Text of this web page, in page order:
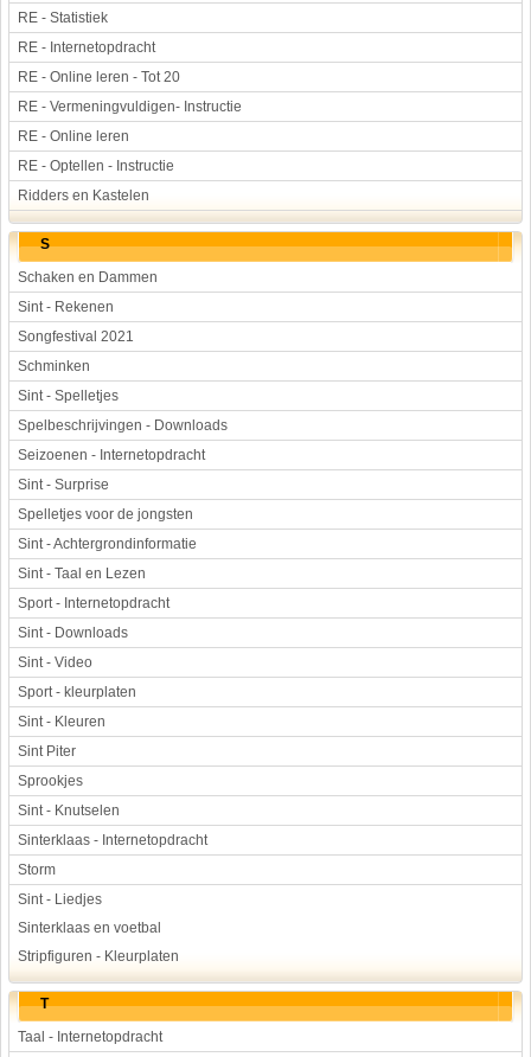
RE - Statistiek
RE - Internetopdracht
RE - Online leren - Tot 20
RE - Vermeningvuldigen- Instructie
RE - Online leren
RE - Optellen - Instructie
Ridders en Kastelen
S
Schaken en Dammen
Sint - Rekenen
Songfestival 2021
Schminken
Sint - Spelletjes
Spelbeschrijvingen - Downloads
Seizoenen - Internetopdracht
Sint - Surprise
Spelletjes voor de jongsten
Sint - Achtergrondinformatie
Sint - Taal en Lezen
Sport - Internetopdracht
Sint - Downloads
Sint - Video
Sport - kleurplaten
Sint - Kleuren
Sint Piter
Sprookjes
Sint - Knutselen
Sinterklaas - Internetopdracht
Storm
Sint - Liedjes
Sinterklaas en voetbal
Stripfiguren - Kleurplaten
T
Taal - Internetopdracht